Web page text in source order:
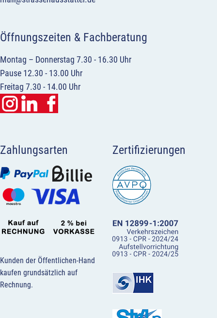
Öffnungszeiten & Fachberatung
Montag – Donnerstag 7.30 - 16.30 Uhr
Pause 12.30 - 13.00 Uhr
Freitag 7.30 - 14.00 Uhr
Zahlungsarten
Kunden der Öffentlichen-Hand
kaufen grundsätzlich auf
Rechnung.
Zertifizierungen